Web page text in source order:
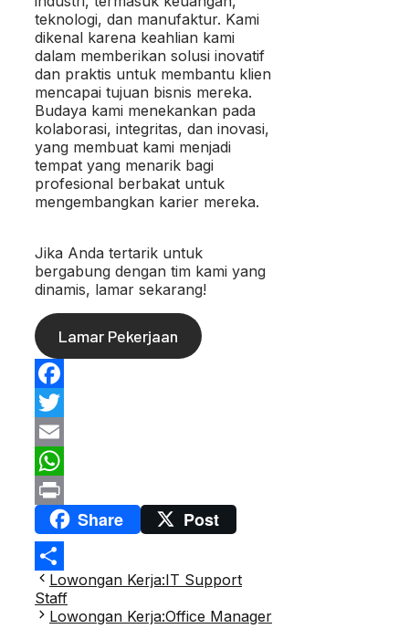
teknologi, dan manufaktur. Kami
dikenal karena keahlian kami
dalam memberikan solusi inovatif
dan praktis untuk membantu klien
mencapai tujuan bisnis mereka.
Budaya kami menekankan pada
kolaborasi, integritas, dan inovasi,
yang membuat kami menjadi
tempat yang menarik bagi
profesional berbakat untuk
mengembangkan karier mereka.
Jika Anda tertarik untuk
bergabung dengan tim kami yang
dinamis, lamar sekarang!
Lamar Pekerjaan
Facebook
Twitter
Email
WhatsApp
Print Share Post
Share
Post
navigation
Lowongan Kerja:IT Support
Staff
Lowongan Kerja:Office Manager